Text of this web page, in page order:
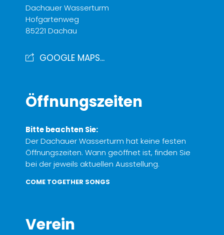
Dachauer Wasserturm
Hofgartenweg
85221 Dachau
GOOGLE MAPS...
Öffnungszeiten
Bitte beachten Sie:
Der Dachauer Wasserturm hat keine festen
Öffnungszeiten. Wann geöffnet ist, finden Sie
bei der jeweils aktuellen Ausstellung.
COME TOGETHER SONGS
Verein